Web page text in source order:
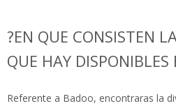
?EN QUE CONSISTEN
QUE HAY DISPONIBLES
Referente a Badoo, encontraras la